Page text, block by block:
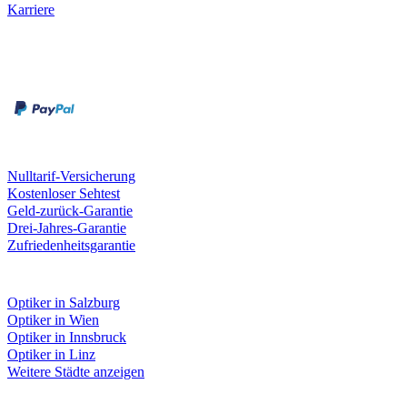
Karriere
Nulltarif-Versicherung
Kostenloser Sehtest
Geld-zurück-Garantie
Drei-Jahres-Garantie
Zufriedenheitsgarantie
Optiker in Salzburg
Optiker in Wien
Optiker in Innsbruck
Optiker in Linz
Weitere Städte anzeigen